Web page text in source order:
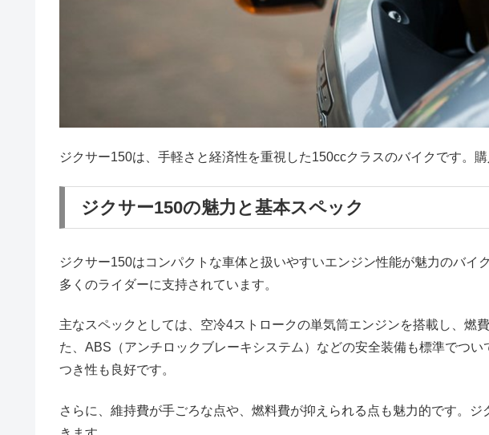
ジクサー150は、手軽さと経済性を重視した150ccクラスのバイクです。
ジクサー150の魅力と基本スペック
ジクサー150はコンパクトな車体と扱いやすいエンジン性能が魅力のバ
多くのライダーに支持されています。
主なスペックとしては、空冷4ストロークの単気筒エンジンを搭載し、燃
た、ABS（アンチロックブレーキシステム）などの安全装備も標準でつ
つき性も良好です。
さらに、維持費が手ごろな点や、燃料費が抑えられる点も魅力的です。